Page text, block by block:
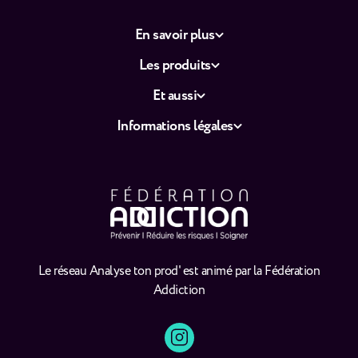
Le réseau Analyse ton prod' est animé par la Fédération
Addiction
En savoir plus
Les produits
Et aussi
Informations légales